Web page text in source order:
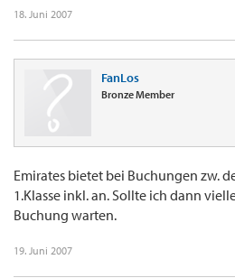
18. Juni 2007
FanLos
Bronze Member
Emirates bietet bei Buchungen zw.
1.Klasse inkl. an. Sollte ich dann
Buchung warten.
19. Juni 2007